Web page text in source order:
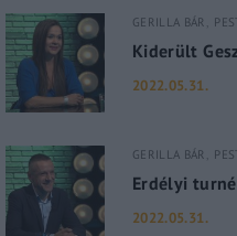
GERILLA BÁR
Kiderült
2022.05.31.
GERILLA BÁR
Erdélyi
2022.05.31.